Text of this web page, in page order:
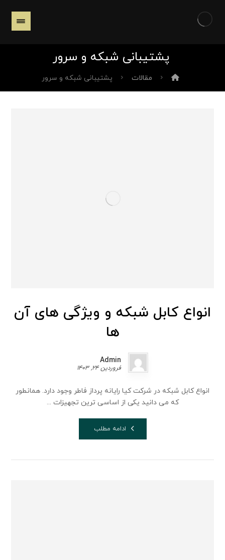
پشتیبانی شبکه و سرور
مقالات پشتیبانی شبکه و سرور
انواع کابل شبکه و ویژگی های آن
ها
Admin
فروردین 24, 1403
انواع کابل شبکه در شرکت کیا رایانه پرداز فاطر وجود دارد. همانطور
که می دانید یکی از اساسی ترین تجهیزات ...
ادامه مطلب